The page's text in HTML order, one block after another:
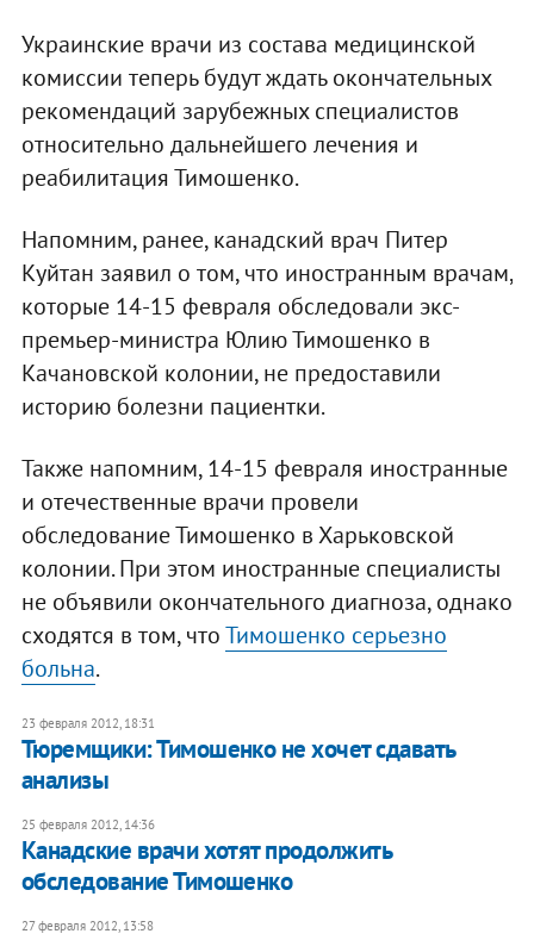
Украинские врачи из состава медицинской
комиссии теперь будут ждать окончательных
рекомендаций зарубежных специалистов
относительно дальнейшего лечения и
реабилитация Тимошенко.
Напомним, ранее, канадский врач Питер
Куйтан заявил о том, что иностранным врачам,
которые 14-15 февраля обследовали экс-
премьер-министра Юлию Тимошенко в
Качановской колонии, не предоставили
историю болезни пациентки.
Также напомним, 14-15 февраля иностранные
и отечественные врачи провели
обследование Тимошенко в Харьковской
колонии. При этом иностранные специалисты
не объявили окончательного диагноза, однако
сходятся в том, чтоТимошенко серьезно
больна.
23 февраля 2012, 18:31
​Тюремщики: Тимошенко не хочет сдавать
анализы
25 февраля 2012, 14:36
Канадские врачи хотят продолжить
обследование Тимошенко
27 февраля 2012, 13:58